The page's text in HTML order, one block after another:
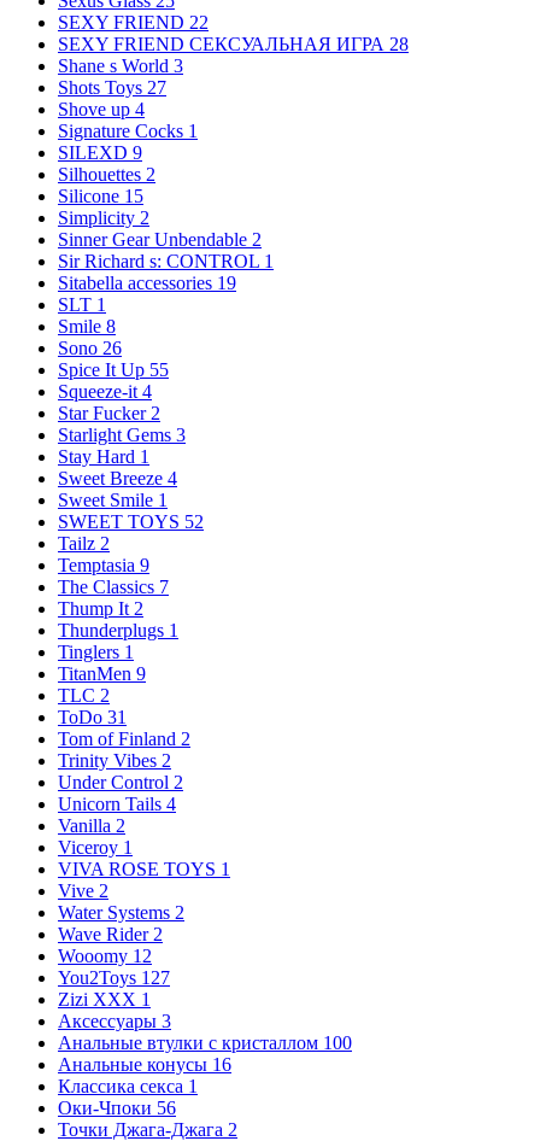
SEXY FRIEND 22
SEXY FRIEND СЕКСУАЛЬНАЯ ИГРА 28
Shane s World 3
Shots Toys 27
Shove up 4
Signature Cocks 1
SILEXD 9
Silhouettes 2
Silicone 15
Simplicity 2
Sinner Gear Unbendable 2
Sir Richard s: CONTROL 1
Sitabella accessories 19
SLT 1
Smile 8
Sono 26
Spice It Up 55
Squeeze-it 4
Star Fucker 2
Starlight Gems 3
Stay Hard 1
Sweet Breeze 4
Sweet Smile 1
SWEET TOYS 52
Tailz 2
Temptasia 9
The Classics 7
Thump It 2
Thunderplugs 1
Tinglers 1
TitanMen 9
TLC 2
ToDo 31
Tom of Finland 2
Trinity Vibes 2
Under Control 2
Unicorn Tails 4
Vanilla 2
Viceroy 1
VIVA ROSE TOYS 1
Vive 2
Water Systems 2
Wave Rider 2
Wooomy 12
You2Toys 127
Zizi XXX 1
Аксессуары 3
Анальные втулки с кристаллом 100
Анальные конусы 16
Классика секса 1
Оки-Чпоки 56
Точки Джага-Джага 2